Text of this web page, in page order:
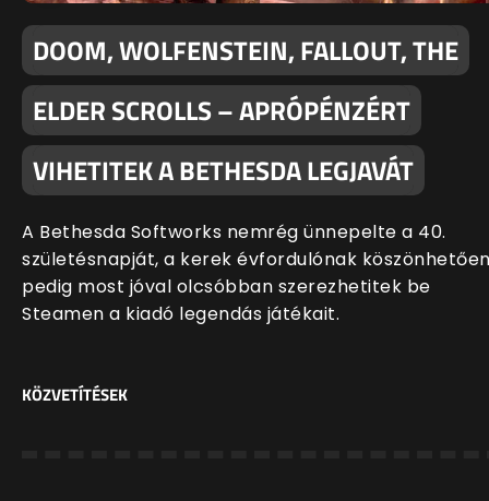
DOOM, WOLFENSTEIN, FALLOUT, THE
ELDER SCROLLS – APRÓPÉNZÉRT
VIHETITEK A BETHESDA LEGJAVÁT
A Bethesda Softworks nemrég ünnepelte a 40.
születésnapját, a kerek évfordulónak
pedig most jóval olcsóbban szerezhetitek be
Steamen a kiadó legendás játékait.
KÖZVETÍTÉSEK